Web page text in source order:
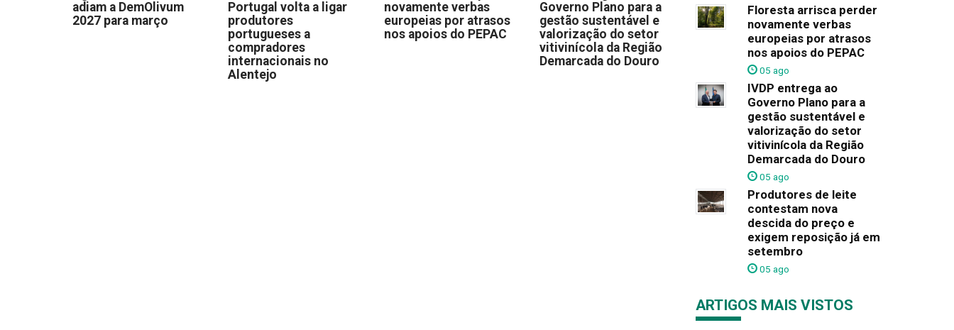
adiam a DemOlivum
2027 para março
Portugal volta a ligar
produtores
portugueses a
compradores
internacionais no
Alentejo
novamente verbas
europeias por atrasos
nos apoios do PEPAC
Governo Plano para a
gestão sustentável e
valorização do setor
vitivinícola da Região
Demarcada do Douro
Floresta arrisca perder
novamente verbas
europeias por atrasos
nos apoios do PEPAC
05 ago
IVDP entrega ao
Governo Plano para a
gestão sustentável e
valorização do setor
vitivinícola da Região
Demarcada do Douro
05 ago
Produtores de leite
contestam nova
descida do preço e
exigem reposição já em
setembro
05 ago
ARTIGOS MAIS VISTOS